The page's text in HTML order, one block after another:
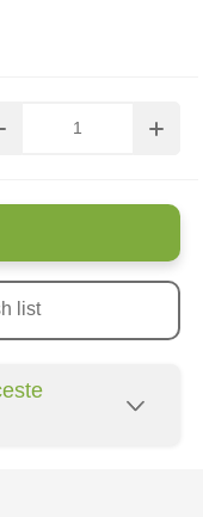
list